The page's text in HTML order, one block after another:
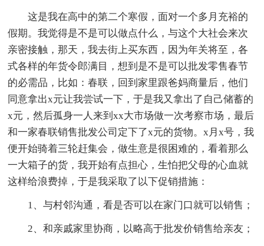
这是我在高中的第二个寒假，面对一个多月充裕的
假期。我觉得是不是可以做点什么，与这个大社会来次
亲密接触，那天，我去街上买东西，因为年关将至，各
式各样的年货令郎满目，想到是不是可以批发零售春节
的必需品，比如：春联，回到家里跟爸妈商量后，他们
同意拿出x元让我尝试一下，于是我又拿出了自己储蓄的
x元，然后孤身一人来到xx大市场做一次考察市场，最后
和一家春联销售批发公司定下了x元的货物。x月x号，我
便开始骑着三轮赶集会，做生意是很困难的，看着那么
一大箱子的货，我开始有点担心，生怕把父母的心血就
这样给浪费掉，于是我采取了以下促销措施：
1、与村邻沟通，看是否可以在家门口就可以销售；
2、和亲戚家里协商，以略高于批发价销售给亲友；